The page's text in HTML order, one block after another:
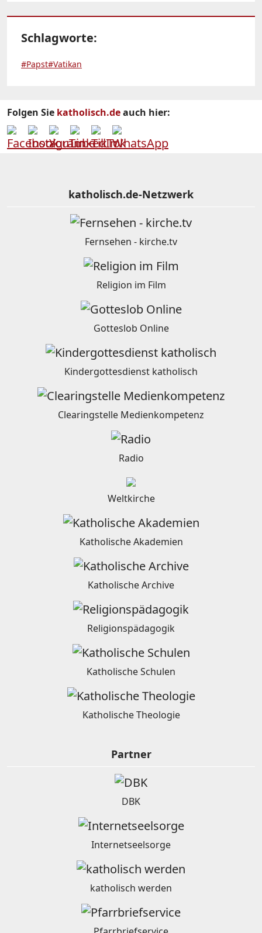
Schlagworte:
#Papst#Vatikan
Folgen Sie katholisch.deauch hier:
katholisch.de-Netzwerk
Fernsehen - kirche.tv
Religion im Film
Gotteslob Online
Kindergottesdienst katholisch
Clearingstelle Medienkompetenz
Radio
Weltkirche
Katholische Akademien
Katholische Archive
Religionspädagogik
Katholische Schulen
Katholische Theologie
Partner
DBK
Internetseelsorge
katholisch werden